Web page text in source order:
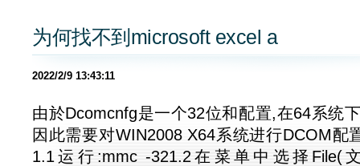
为何找不到microsoft excel a
2022/2/9 13:43:11
由於Dcomcnfg是一个32位和配置,在64系统
因此需要对WIN2008 X64系统进行DCOM配
1.1运行:mmc -321.2在菜单中选择File(